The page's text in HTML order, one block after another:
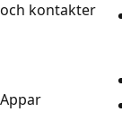
och kontakter
Appar